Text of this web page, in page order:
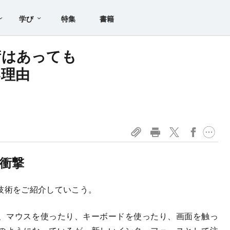
学び 特集 書籍
あっても
由
撃
をご紹介していこう。
ウスを使ったり、キーボードを使ったり、画面を触っ